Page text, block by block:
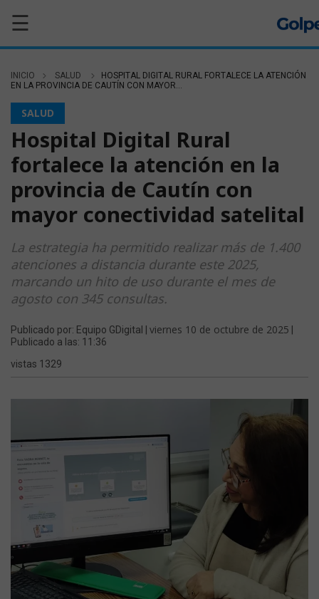
☰
INICIO SALUD
HOSPITAL DIGITAL RURAL FORTALECE LA ATENCIÓN
EN LA PROVINCIA DE CAUTÍN CON MAYOR...
SALUD
Hospital Digital Rural
fortalece la atención en la
provincia de Cautín con
mayor conectividad satelital
La estrategia ha permitido realizar más de 1.400
atenciones a distancia durante este 2025,
marcando un hito de uso durante el mes de
agosto con 345 consultas.
Publicado por: Equipo GDigital | viernes 10 de octubre de 2025
Publicado a las: 11:36
vistas 1329